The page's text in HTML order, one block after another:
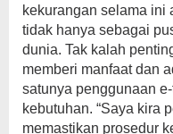
kekurangan selama ini
tidak hanya sebagai
dunia. Tak kalah
memberi manfaat dan
satunya penggunaan
kebutuhan. “Saya kira
memastikan prosedur